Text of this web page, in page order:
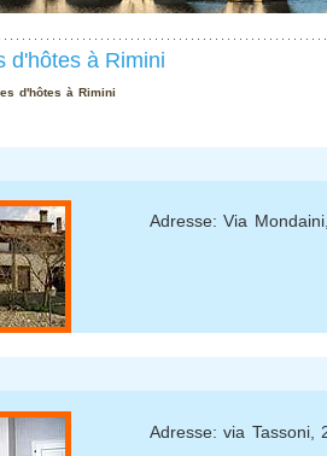
d'hôtes à Rimini
d'hôtes à Rimini
Adresse: Via
Adresse: via Tassoni,